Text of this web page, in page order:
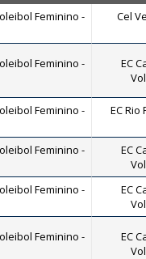
Feminino -
Cel
Feminino -
EC
Feminino -
EC
Feminino -
EC
Feminino -
EC
Feminino -
EC